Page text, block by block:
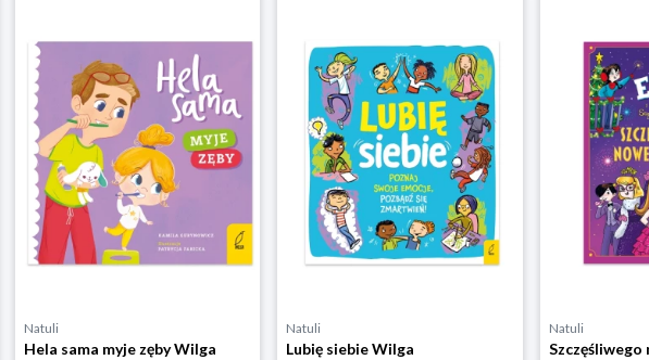
Natuli
Hela sama myje zęby Wilga
Natuli
Lubię siebie Wilga
Natuli